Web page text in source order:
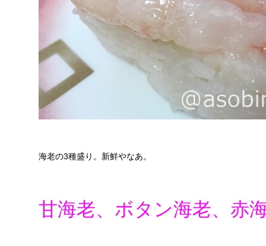
海老の3種盛り。新鮮やなあ。
甘海老、ボタン海老、赤